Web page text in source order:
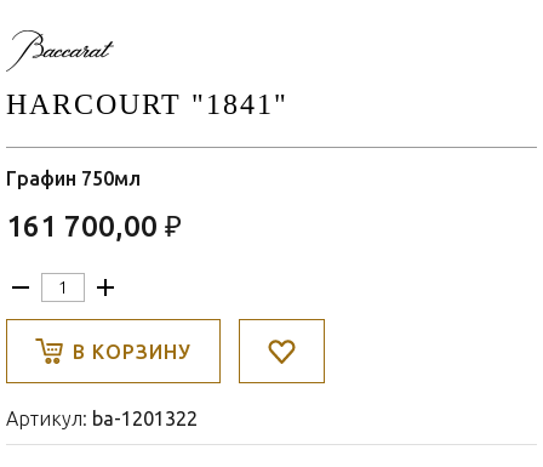
HARCOURT "1841"
Графин 750мл
161 700,00 ₽
В КОРЗИНУ
Артикул: ba-1201322